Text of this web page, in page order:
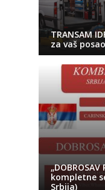
TRANSAM
za vaš posao
kompletne
Srbija)